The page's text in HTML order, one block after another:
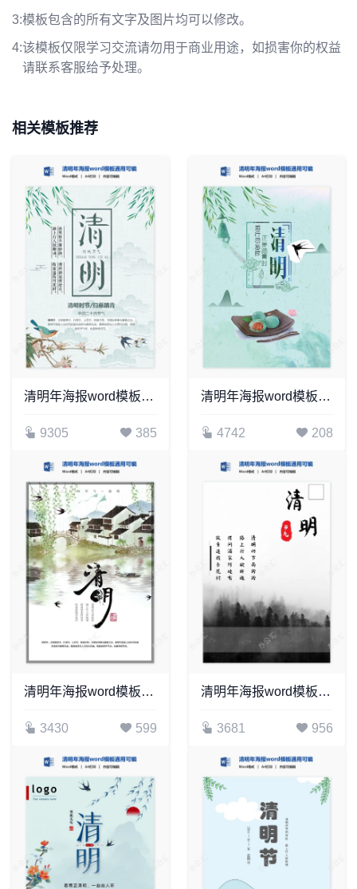
3:模板包含的所有文字及图片均可以修改。
4:该模板仅限学习交流请勿用于商业用途，如损害你的权益
请联系客服给予处理。
相关模板推荐
清明年海报word模板通用可编辑(39)
9305 385
清明年海报word模板通用可编辑(18)
4742 208
清明年海报word模板通用可编辑(54)
3430 599
清明年海报word模板通用可编辑(28)
3681 956